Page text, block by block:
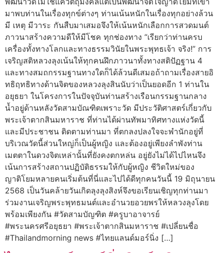
มาพบท่านในเรื่องทุกข์ต่างๆ ท่านเน้นหนักในเรื่องทุกอย่างล้วน
มี เหตุ มีวาระ กันสืบมาเสมอจึงให้เน้นหนักเลือกการสวดมนต์
ภาวนาสร้างความดีให้มีโชค ทุกช่องทาง “เรียกว่าท่านครบ
เครื่องทั้งทางโลกและทางธรรมวินัยในพระพุทธเจ้า จริง!” การ
เจริญสติหลวงลุงเน้นให้ทุกคนฝึกภาวนาทั้งทางสติปัฏฐาน 4
และทางสมถกรรมฐานทางใดก็ได้ล้วนดีเสมอถ้าถามเรื่องสายอิ
ทธิฤทธิทางด้านจิตของหลวงลุงสินนับว่าเป็นยอดอีก 1 ท่านใน
อยุธยา ในโครงการในปัจจุบันท่านสร้างเรือนกรรมฐานกลาง
น้ำอยู่ด้านหลังวัดสามบัณฑิตเพราะวัด มีประวัติศาสตร์เกี่ยวกับ
พระเจ้าตากสินมหาราช ที่ท่านได้ผ่านทัพมาทิศทางแห่งวัดนี้
และมีประชาชน ติดตามท่านมา ที่ตกลงปลงใจจะพำนักอยู่ที่
บริเวณวัดนี้ส่วนใหญ่ก็เป็นผู้หญิง และต้องอยู่เพียงลำพังท่าน
เมตตาในดวงจิตเหล่านั้นที่ยังคงตกหล่น อยู่ยังไม่ได้ไปไหนจึง
เน้นการสร้างสถานปฏิบัติธรรมให้กับผู้หญิง ชีวิตใหม่ของ
ญาติโยมหลายคนเริ่มต้นที่นี่และไปได้ดีทุกคนวันนี้ 19 มิถุนายน
2568 เป็นวันคล้ายวันเกิดลุงลุงสิงห์จึงขอเรียนเชิญทุกท่านมา
ร่วมงานเจริญพระพุทธมนต์และอำนวยอวยพรให้หลวงลุงโดย
พร้อมเพียงกัน #วัดสามบัญฑิต #ครูบาอาจารย์
#พระนครศรีอยุธยา #พระเจ้าตากสินมหาราช #เปลี่ยนชื่อ
#Thailandmorning news #ไทยแลนด์มอร์นิ่ง […]